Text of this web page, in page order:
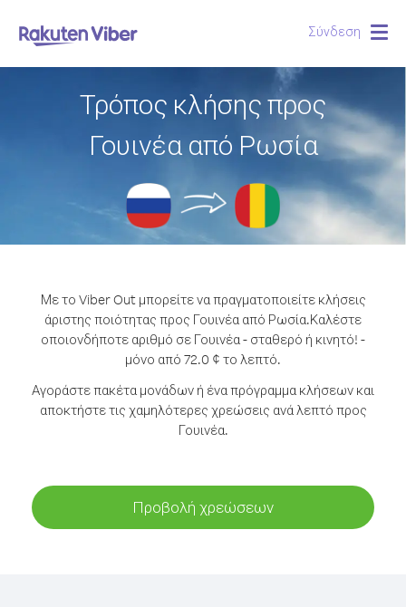
Σύνδεση
Τρόπος κλήσης προς
Γουινέα από Ρωσία
Με το Viber Out μπορείτε να πραγματοποιείτε κλήσεις
άριστης ποιότητας προς Γουινέα από Ρωσία.Καλέστε
οποιονδήποτε αριθμό σε Γουινέα - σταθερό ή κινητό! -
μόνο από 72.0 ¢ το λεπτό.
Αγοράστε πακέτα μονάδων ή ένα πρόγραμμα κλήσεων και
αποκτήστε τις χαμηλότερες χρεώσεις ανά λεπτό προς
Γουινέα.
Προβολή χρεώσεων